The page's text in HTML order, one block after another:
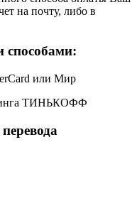
на почту, либо в
или Мир
ТИНЬКОФФ